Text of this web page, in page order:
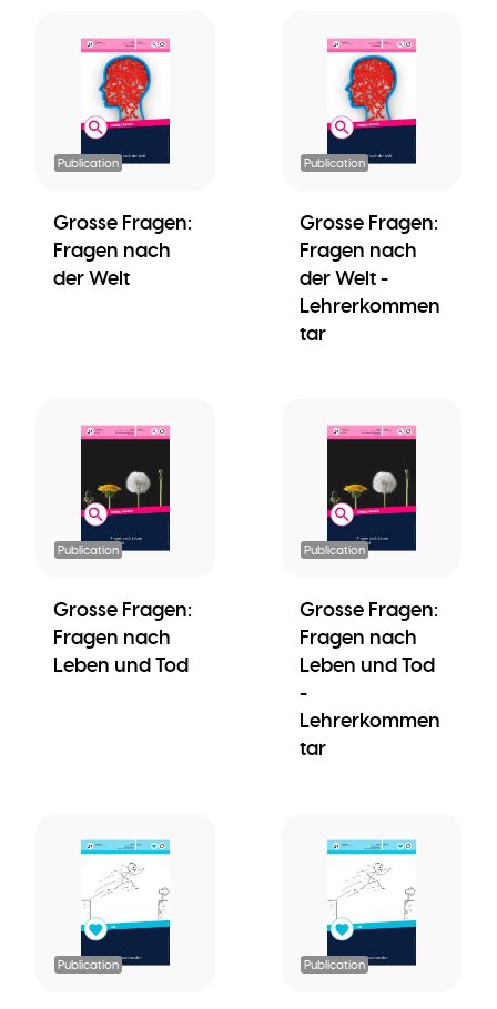
Publication
Grosse Fragen:
Fragen nach
der Welt
Publication
Grosse Fragen:
Fragen nach
der Welt -
Lehrerkommen
tar
Publication
Grosse Fragen:
Fragen nach
Leben und Tod
Publication
Grosse Fragen:
Fragen nach
Leben und Tod
-
Lehrerkommen
tar
Publication Publication